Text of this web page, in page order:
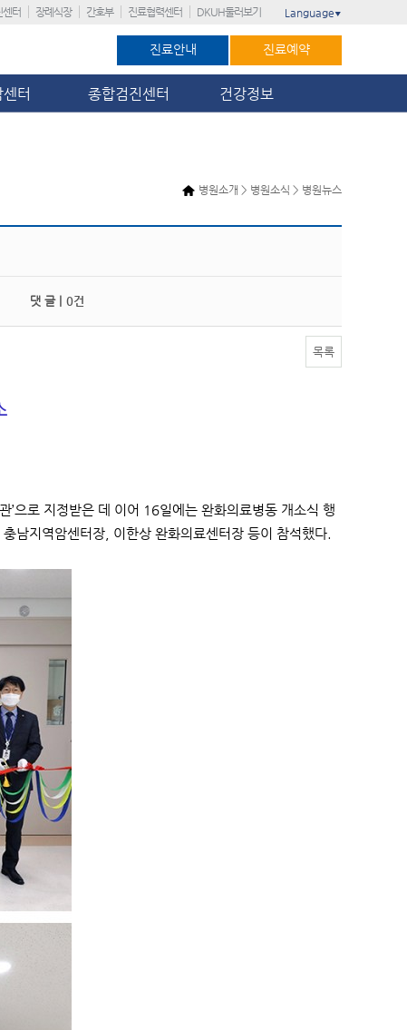
센터 장례식장 간호부 진료협력센터 DKUH둘러보기 Language ▼
진료안내 진료예약
센터 종합검진센터 건강정보
병원소개 > 병원소식 > 병원뉴스
댓 글 | 0건
목록
’으로 지정받은 데 이어 16일에는 완화의료병동 개소식 행
남지역암센터장, 이한상 완화의료센터장 등이 참석했다.